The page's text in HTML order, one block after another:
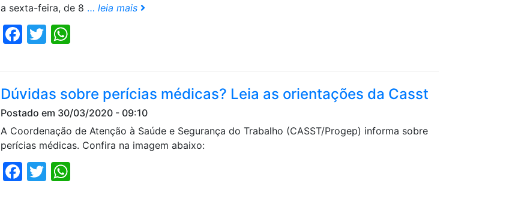
a sexta-feira, de 8 … leia mais
Facebook
Twitter
Dúvidas sobre perícias médicas? Leia as orientações da Casst
Postado em 30/03/2020 - 09:10
A Coordenação de Atenção à Saúde e Segurança do Trabalho (CASST/Progep) informa sobre
perícias médicas. Confira na imagem abaixo:
Facebook
Twitter